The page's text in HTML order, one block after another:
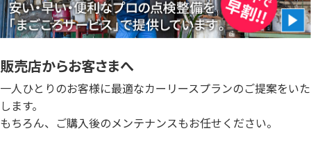
販売店からお客さまへ
一人ひとりのお客様に最適なカーリースプランのご提案をいた
します。
もちろん、ご購入後のメンテナンスもお任せください。